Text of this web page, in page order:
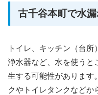
古千谷本町で水
トイレ、キッチン（台所
浄水器など、水を使うと
生する可能性があります
クやトイレタンクなどか